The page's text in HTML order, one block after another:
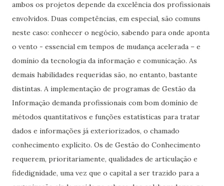
ambos os projetos depende da excelência dos profissionais
envolvidos. Duas competências, em especial, são comuns
neste caso: conhecer o negócio, sabendo para onde aponta
o vento - essencial em tempos de mudança acelerada – e
domínio da tecnologia da informação e comunicação. As
demais habilidades requeridas são, no entanto, bastante
distintas. A implementação de programas de Gestão da
Informação demanda profissionais com bom domínio de
métodos quantitativos e funções estatísticas para tratar
dados e informações já exteriorizados, o chamado
conhecimento explícito. Os de Gestão do Conhecimento
requerem, prioritariamente, qualidades de articulação e
fidedignidade, uma vez que o capital a ser trazido para a